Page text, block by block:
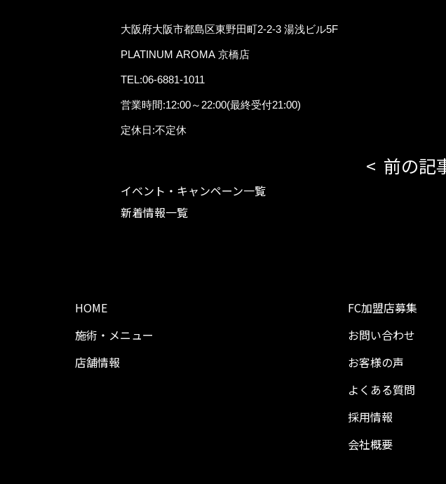
大阪府大阪市都島区東野田町2-2-3 湯浅ビル5F
PLATINUM AROMA 京橋店
TEL:06-6881-1011
営業時間:12:00～22:00(最終受付21:00)
定休日:不定休
前の記
イベント・キャンペーン一覧
新着情報一覧
HOME
施術・メニュー
店舗情報
FC加盟店募集
お問い合わせ
お客様の声
よくある質問
採用情報
会社概要